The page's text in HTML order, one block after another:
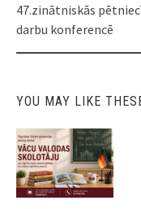
47.zinātniskās
darbu konferencē
YOU MAY LIKE